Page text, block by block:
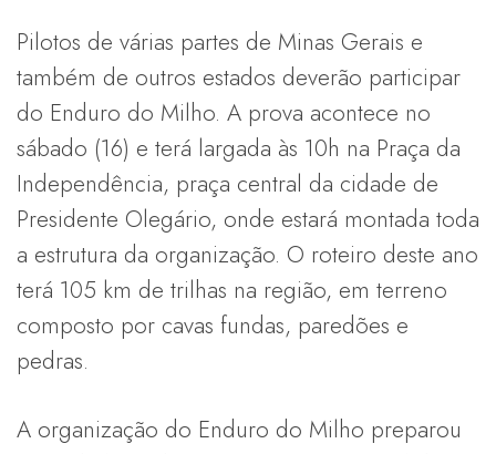
Pilotos de várias partes de Minas Gerais e
também de outros estados deverão participar
do Enduro do Milho. A prova acontece no
sábado (16) e terá largada às 10h na Praça da
Independência, praça central da cidade de
Presidente Olegário, onde estará montada toda
a estrutura da organização. O roteiro deste ano
terá 105 km de trilhas na região, em terreno
composto por cavas fundas, paredões e
pedras.
A organização do Enduro do Milho preparou